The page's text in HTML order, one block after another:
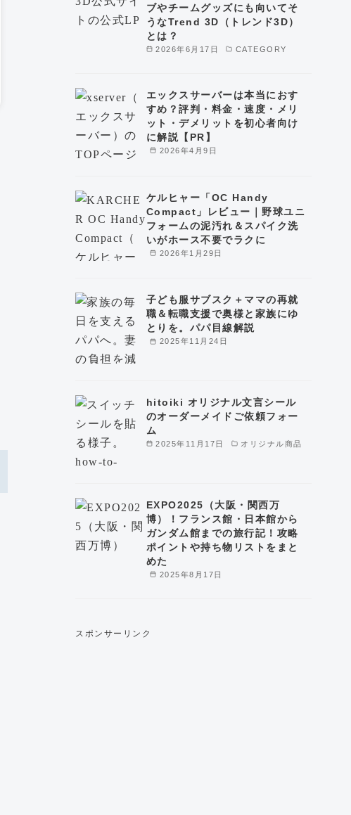
2026年6月17日 CATEGORY
ブやチームグッズにも向いてそ
うなTrend 3D（トレンド3D）
とは？
2026年4月9日
エックスサーバーは本当におす
すめ？評判・料金・速度・メリ
ット・デメリットを初心者向け
に解説【PR】
2026年1月29日
ケルヒャー「OC Handy
Compact」レビュー｜野球ユニ
フォームの泥汚れ＆スパイク洗
いがホース不要でラクに
2025年11月24日
子ども服サブスク＋ママの再就
職＆転職支援で奥様と家族にゆ
とりを。パパ目線解説
2025年11月17日 オリジナル商品
hitoiki オリジナル文言シール
のオーダーメイドご依頼フォー
ム
2025年8月17日
EXPO2025（大阪・関西万
博）！フランス館・日本館から
ガンダム館までの旅行記！攻略
ポイントや持ち物リストをまと
めた
スポンサーリンク